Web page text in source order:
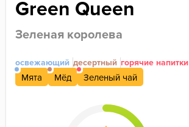
Green Queen
Зеленая королева
освежающий десертный горячие напитки
Мята Мёд Зеленый чай